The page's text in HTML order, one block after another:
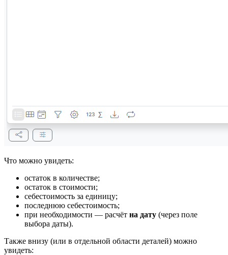
Что можно увидеть:
остаток в количестве;
остаток в стоимости;
себестоимость за единицу;
последнюю себестоимость;
при необходимости — расчёт на дату (через поле
выбора даты).
Также внизу (или в отдельной области деталей) можно
увидеть: